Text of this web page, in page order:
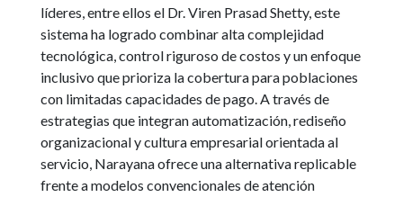
líderes, entre ellos el Dr. Viren Prasad Shetty, este
sistema ha logrado combinar alta complejidad
tecnológica, control riguroso de costos y un enfoque
inclusivo que prioriza la cobertura para poblaciones
con limitadas capacidades de pago. A través de
estrategias que integran automatización, rediseño
organizacional y cultura empresarial orientada al
servicio, Narayana ofrece una alternativa replicable
frente a modelos convencionales de atención